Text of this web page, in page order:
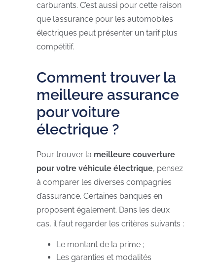
carburants. C’est aussi pour cette raison
que l’assurance pour les automobiles
électriques peut présenter un tarif plus
compétitif.
Comment trouver la
meilleure assurance
pour voiture
électrique ?
Pour trouver la meilleure couverture
pour votre véhicule électrique, pensez
à comparer les diverses compagnies
d’assurance. Certaines banques en
proposent également. Dans les deux
cas, il faut regarder les critères suivants :
Le montant de la prime ;
Les garanties et modalités